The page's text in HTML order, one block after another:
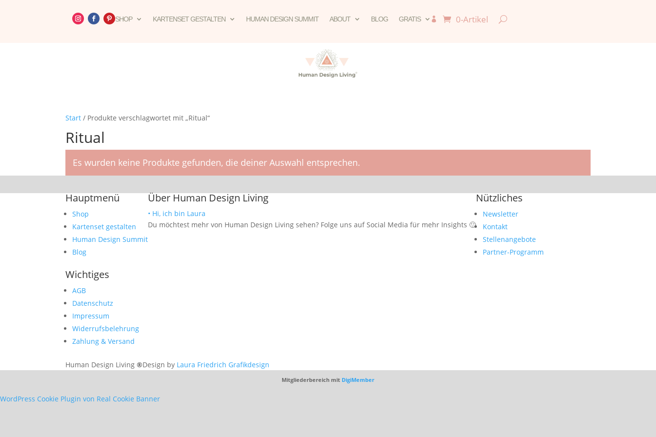
SHOP KARTENSET GESTALTEN HUMAN DESIGN SUMMIT ABOUT BLOG GRATIS  0-Artikel
Start / Produkte verschlagwortet mit „Ritual“
Ritual
Es wurden keine Produkte gefunden, die deiner Auswahl entsprechen.
Hauptmenü
Shop
Kartenset gestalten
Human Design Summit
Blog
Über Human Design Living
• Hi, ich bin Laura
Du möchtest mehr von Human Design Living sehen? Folge uns auf Social Media für mehr Insights 🙂
Nützliches
Newsletter
Kontakt
Stellenangebote
Partner-Programm
Wichtiges
AGB
Datenschutz
Impressum
Widerrufsbelehrung
Zahlung & Versand
Human Design Living®Design by Laura Friedrich Grafikdesign
Mitgliederbereich mit DigiMember
WordPress Cookie Plugin von Real Cookie Banner